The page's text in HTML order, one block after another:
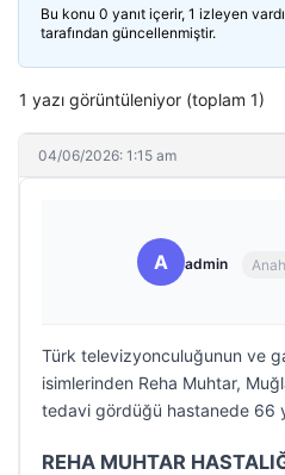
Bu konu 0 yanıt içerir, 1 izleyen
tarafından güncellenmiştir.
1 yazı görüntüleniyor (toplam 1)
04/06/2026: 1:15 am
A admin
Türk televizyonculuğunun ve
isimlerinden Reha Muhtar,
tedavi gördüğü hastanede 66
REHA MUHTAR